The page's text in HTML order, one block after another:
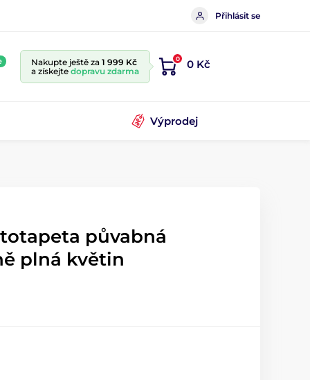
Přihlásit se
Nakupte ještě za 1 999 Kč
a získejte dopravu zdarma
0 0 Kč
Výprodej
půvabná
plná květin